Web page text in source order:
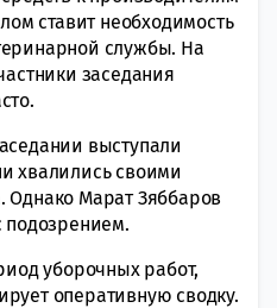
ставит необходимость
службы. На
заседания
выступали
хвалились своими
Однако Марат Зяббаров
подозрением.
уборочных работ,
оперативную сводку.